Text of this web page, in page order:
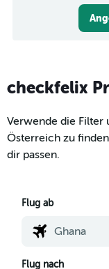
checkfelix
Verwende die Filter
Österreich zu
dir passen.
Flug ab
Flug nach